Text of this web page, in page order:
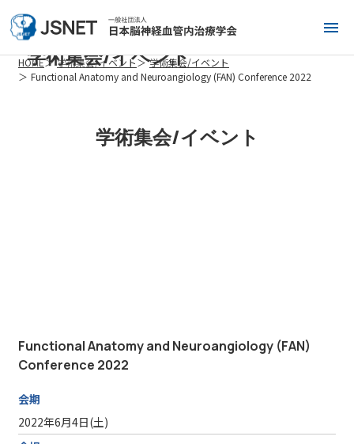
学術集会/イベント
HOME 学術集会/イベント
学術集会/イベント
Functional Anatomy and Neuroangiology (FAN) Conference 2022
学術集会/イベント
Functional Anatomy and Neuroangiology (FAN)
Conference 2022
会期
2022年6月4日(土)